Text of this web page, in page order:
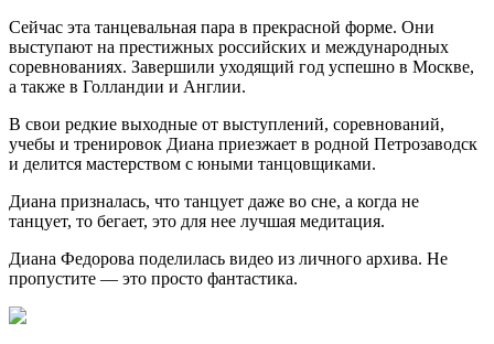
Сейчас эта танцевальная пара в прекрасной форме. Они
выступают на престижных российских и международных
соревнованиях. Завершили уходящий год успешно в Москве,
а также в Голландии и Англии.
В свои редкие выходные от выступлений, соревнований,
учебы и тренировок Диана приезжает в родной Петрозаводск
и делится мастерством с юными танцовщиками.
Диана призналась, что танцует даже во сне, а когда не
танцует, то бегает, это для нее лучшая медитация.
Диана Федорова поделилась видео из личного архива. Не
пропустите — это просто фантастика.